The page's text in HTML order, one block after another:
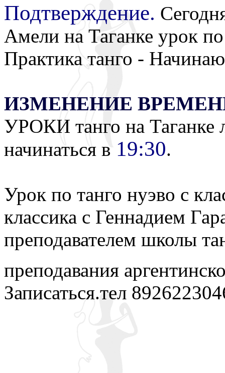
Подтверждение.
Амели на Таганке урок
Практика танго -
ИЗМЕНЕНИЕ
УРОКИ танго на Таганке
начинаться в 19:30.
Урок по танго нуэво с
классика с Геннадием
преподавателем школы
преподавания
Записаться.тел